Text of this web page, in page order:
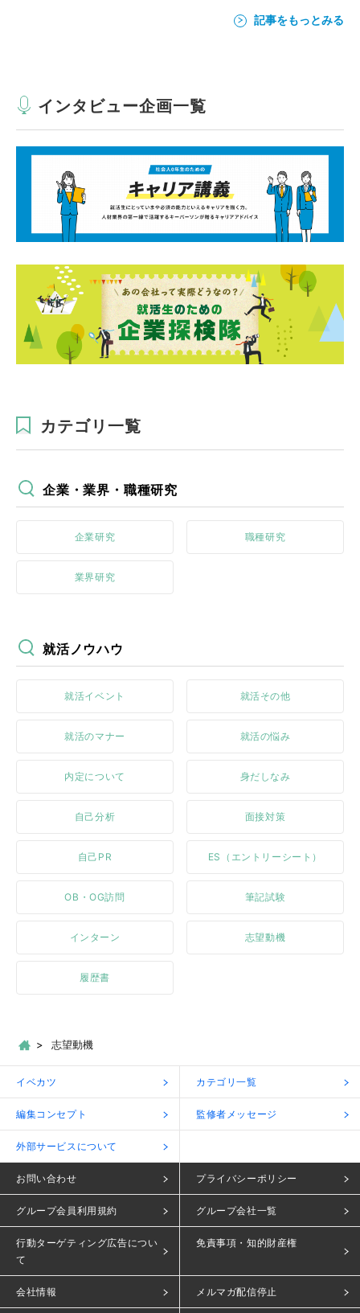
記事をもっとみる
インタビュー企画一覧
カテゴリ一覧
企業・業界・職種研究
企業研究 職種研究
業界研究
就活ノウハウ
就活イベント 就活その他
就活のマナー 就活の悩み
内定について 身だしなみ
自己分析 面接対策
自己PR ES（エントリーシート）
OB・OG訪問 筆記試験
インターン 志望動機
履歴書
志望動機
イベカツ カテゴリ一覧
編集コンセプト 監修者メッセージ
外部サービスについて
お問い合わせ プライバシーポリシー
グループ会員利用規約 グループ会社一覧
行動ターゲティング広告につい
て
免責事項・知的財産権
会社情報 メルマガ配信停止